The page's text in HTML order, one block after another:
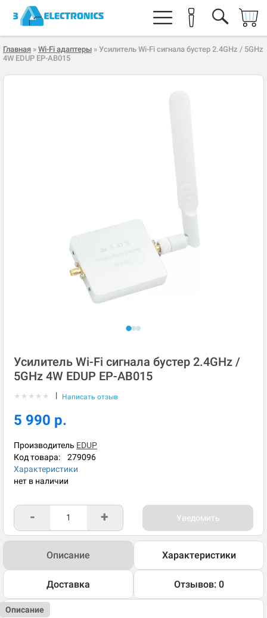
Главная » Wi-Fi адаптеры » Усилитель Wi-Fi сигнала бустер 2.4GHz / 5GHz
4W EDUP EP-AB015
Усилитель Wi-Fi сигнала бустер 2.4GHz /
5GHz 4W EDUP EP-AB015
★ ★ ★ ★ ★ | Написать отзыв
5 990 р.
Производитель EDUP
Код товара: 279096
Характеристики
нет в наличии
- + Уведомить
Описание Характеристики
Доставка Отзывов: 0
Описание